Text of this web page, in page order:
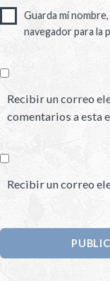
Guarda mi
navegador para la
Recibir un correo
comentarios a esta
Recibir un correo